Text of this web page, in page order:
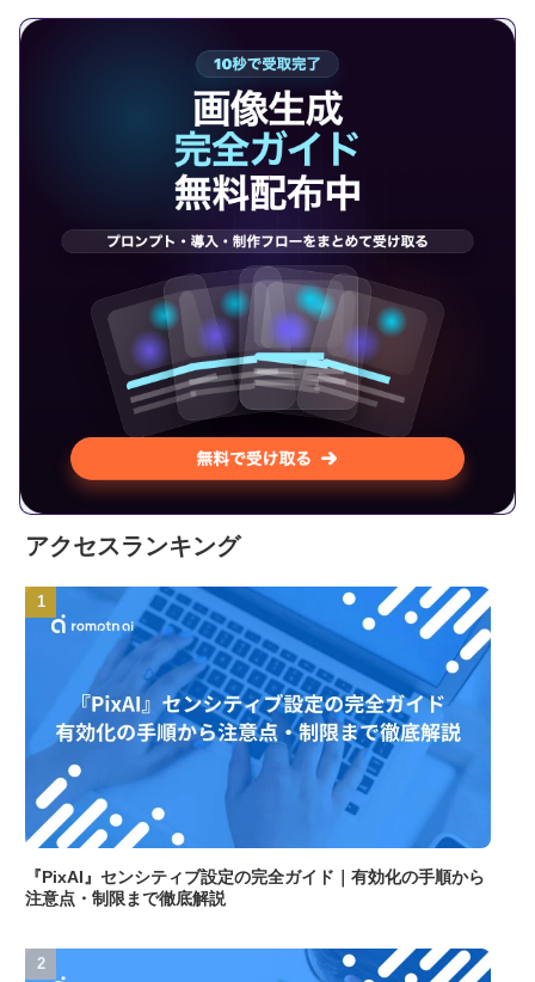
アクセスランキング
『PixAI』センシティブ設定の完全ガイド｜有効化の手順から
注意点・制限まで徹底解説